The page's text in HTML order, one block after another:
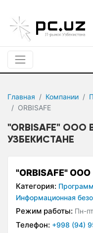
Главная Компании
ORBISAFE
"ORBISAFE" ООО
УЗБЕКИСТАНЕ
"ORBISAFE" ООО
Категория:
Информационная
Режим работы: Пн-
Телефон: +998 (94)